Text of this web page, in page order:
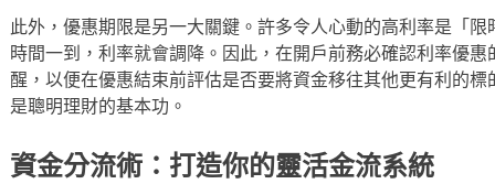
此外，優惠期限是另一大關鍵。許多令人心動的高利率是「
時間一到，利率就會調降。因此，在開戶前務必確認利率優
醒，以便在優惠結束前評估是否要將資金移往其他更有利的
是聰明理財的基本功。
資金分流術：打造你的靈活金流系統